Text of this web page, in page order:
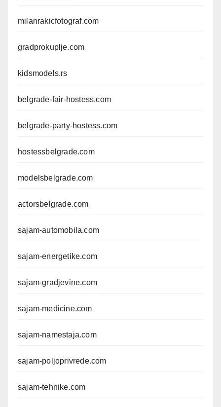
milanrakicfotograf.com
gradprokuplje.com
kidsmodels.rs
belgrade-fair-hostess.com
belgrade-party-hostess.com
hostessbelgrade.com
modelsbelgrade.com
actorsbelgrade.com
sajam-automobila.com
sajam-energetike.com
sajam-gradjevine.com
sajam-medicine.com
sajam-namestaja.com
sajam-poljoprivrede.com
sajam-tehnike.com